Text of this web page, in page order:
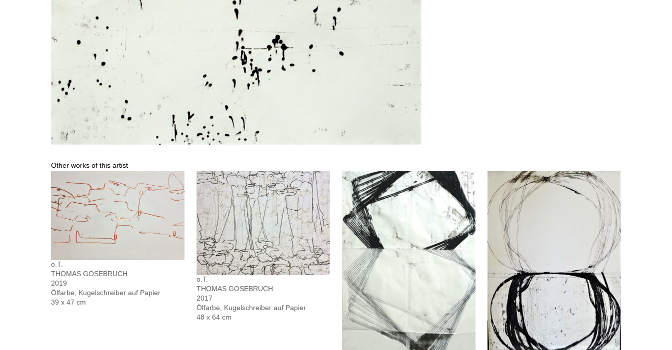
Other works of this artist
o.T.
THOMAS GOSEBRUCH
2019
Ölfarbe, Kugelschreiber auf Papier
39 x 47 cm
o.T.
THOMAS GOSEBRUCH
2017
Ölfarbe, Kugelschreiber auf Papier
48 x 64 cm